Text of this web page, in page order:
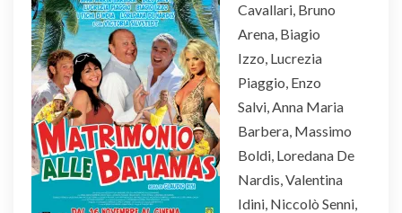
Cavallari, Bruno
Arena, Biagio
Izzo, Lucrezia
Piaggio, Enzo
Salvi, Anna Maria
Barbera, Massimo
Boldi, Loredana De
Nardis, Valentina
Idini, Niccolò Senni,